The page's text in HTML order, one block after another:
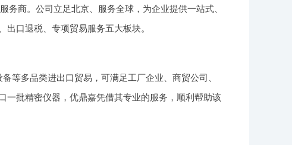
商。公司立足北京、服务全球，为企业提供一站式、
口退税、专项贸易服务五大板块。
等多品类进出口贸易，可满足工厂企业、商贸公司、
一批精密仪器，优鼎嘉凭借其专业的服务，顺利帮助该